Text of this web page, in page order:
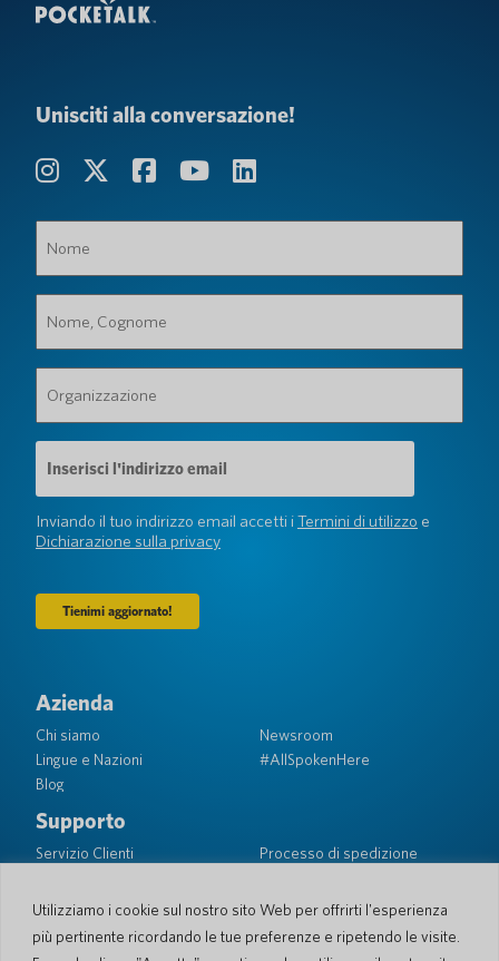
Utilizziamo i cookie sul nostro sito Web per offrirti l'esperienza
più pertinente ricordando le tue preferenze e ripetendo le visite.
Unisciti alla conversazione!
(Obbligatorio)
Cognome
(Obbligatorio)
(Obbligatorio)
Indirizzo
e-
mail
(Obbligatorio)
Inviando il tuo indirizzo email accetti iTermini di utilizzo e
Dichiarazione sulla privacy
Azienda
Chi siamo
Lingue e Nazioni
Blog
Newsroom
#AllSpokenHere
Supporto
Servizio Clienti
Processo di spedizione
Sicurezza PocketTalk
Contattaci